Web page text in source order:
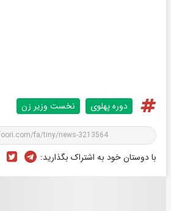
دوره پهلوی نخست وزیر زن
با دوستان خود به اشتراک بگذارید: